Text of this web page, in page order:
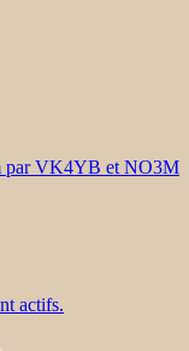
par VK4YB et NO3M
actifs.